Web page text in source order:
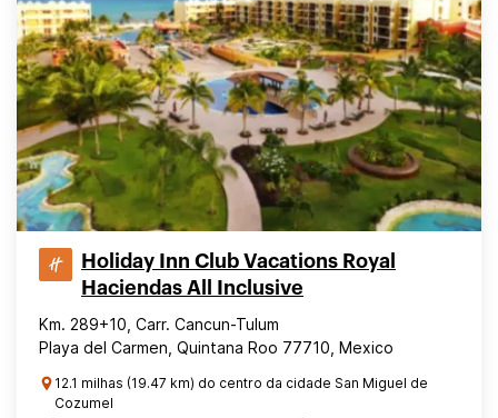
Holiday Inn Club Vacations Royal
Haciendas All Inclusive
Km. 289+10, Carr. Cancun-Tulum
Playa del Carmen, Quintana Roo 77710, Mexico
12.1 milhas (19.47 km) do centro da cidade San Miguel de
Cozumel